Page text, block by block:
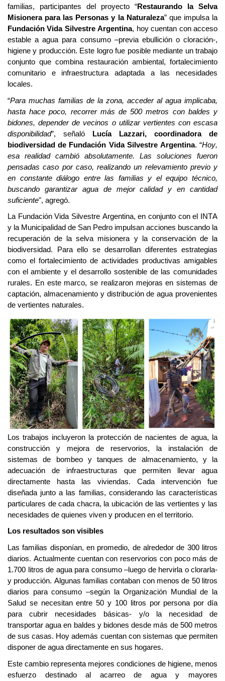
familias, participantes del proyecto “Restaurando la Selva
Misionera para las Personas y la Naturaleza” que impulsa la
Fundación Vida Silvestre Argentina, hoy cuentan con acceso
estable a agua para consumo –previa ebullición o cloración-,
higieney producción. Este logro fue posible mediante un trabajo
conjunto que combina restauración ambiental, fortalecimiento
comunitario e infraestructura adaptada a las necesidades
locales.
“Para muchas familias de la zona, acceder al agua implicaba,
hasta hace poco, recorrer más de 500 metros con baldes y
bidones, depender de vecinos o utilizar vertientes con escasa
disponibilidad”, señaló Lucía Lazzari, coordinadora de
biodiversidad de Fundación Vida Silvestre Argentina. “Hoy,
esa realidad cambió absolutamente. Las soluciones fueron
pensadas caso por caso, realizando un relevamiento previo y
en constante diálogo entre las familias y el equipo técnico,
buscando garantizar agua de mejor calidad y en cantidad
suficiente", agregó.
La Fundación Vida Silvestre Argentina, en conjunto con el INTA
y la Municipalidad de San Pedro impulsan acciones buscando la
recuperación de la selva misionera y la conservación de la
biodiversidad. Para ello se desarrollan diferentes estrategias
como el fortalecimiento de actividades productivas amigables
con el ambiente y el desarrollo sostenible de las comunidades
rurales. En este marco, se realizaron mejoras en sistemas de
captación, almacenamiento y distribución de agua provenientes
de vertientes naturales.
Los trabajos incluyeron la protección de nacientes de agua, la
construcción y mejora de reservorios, la instalación de
sistemas de bombeo y tanques de almacenamiento, y la
adecuación de infraestructuras que permiten llevar agua
directamente hasta las viviendas.
Cada intervención fue
diseñada junto a las familias, considerando las características
particulares de cada chacra, la ubicación de las vertientes y las
necesidades de quienes viven y producen en el territorio.
Los resultados son visibles
Las familias disponían, en promedio, de alrededor de 300 litros
diarios. Actualmente cuentan con reservorios con poco más de
1.700 litros de agua para consumo –luego de hervirla o clorarla-
y producción. Algunas familiascontaban con menos de 50 litros
diarios para consumo –según la Organización Mundial de la
Salud se necesitan entre 50 y 100 litros por persona por día
para cubrir necesidades básicas- y/o la necesidad de
transportar agua en baldes y bidones desde más de 500 metros
de sus casas. Hoy además cuentan consistemas que permiten
disponer de agua directamente en sus hogares.
Este cambio representa mejores condiciones de higiene, menos
esfuerzo destinado al acarreo de agua y mayores